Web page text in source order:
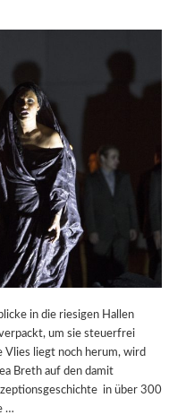
in die riesigen Hallen
um sie steuerfrei
Vlies liegt noch herum, wird
Breth auf den damit
in über 300
…